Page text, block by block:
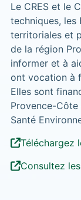
Le CRES et le
techniques, les
territoriales et
de la région
informer et à
ont vocation à
Elles sont
Provence-Côte
Santé
Téléchargez
Consultez